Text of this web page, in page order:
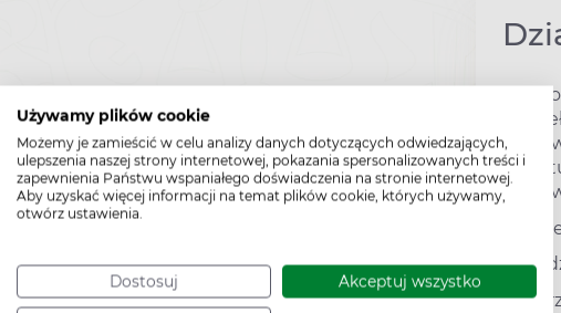
Używamy plików cookie
Możemy je zamieścić w celu analizy danych dotyczących odwiedzających,
ulepszenia naszej strony internetowej, pokazania spersonalizowanych treści i
zapewnienia Państwu wspaniałego doświadczenia na stronie internetowej.
Aby uzyskać więcej informacji na temat plików cookie, których używamy,
otwórz ustawienia.
Dostosuj Akceptuj wszystko
jej